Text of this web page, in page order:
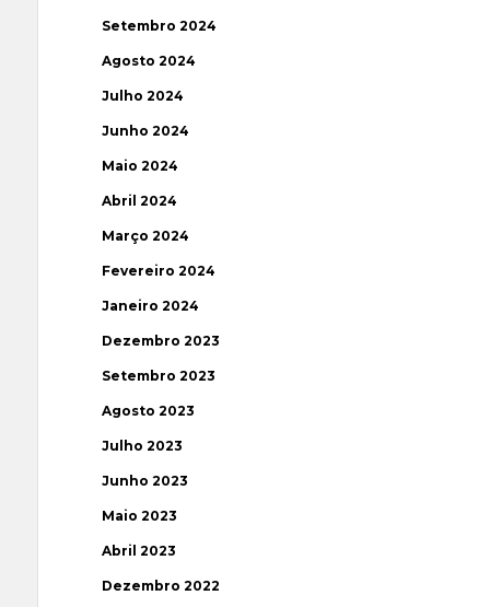
Setembro 2024
Agosto 2024
Julho 2024
Junho 2024
Maio 2024
Abril 2024
Março 2024
Fevereiro 2024
Janeiro 2024
Dezembro 2023
Setembro 2023
Agosto 2023
Julho 2023
Junho 2023
Maio 2023
Abril 2023
Dezembro 2022